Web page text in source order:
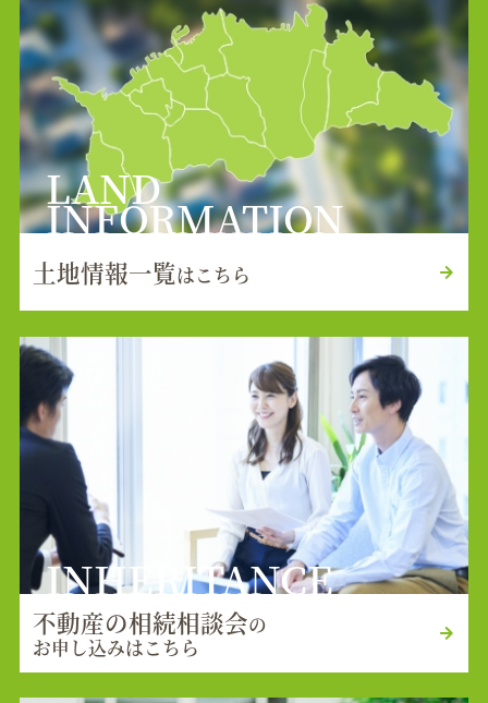
LAND
INFORMATION
土地情報一覧はこちら
INHERITANCE
不動産の相続相談会の
お申し込みはこちら